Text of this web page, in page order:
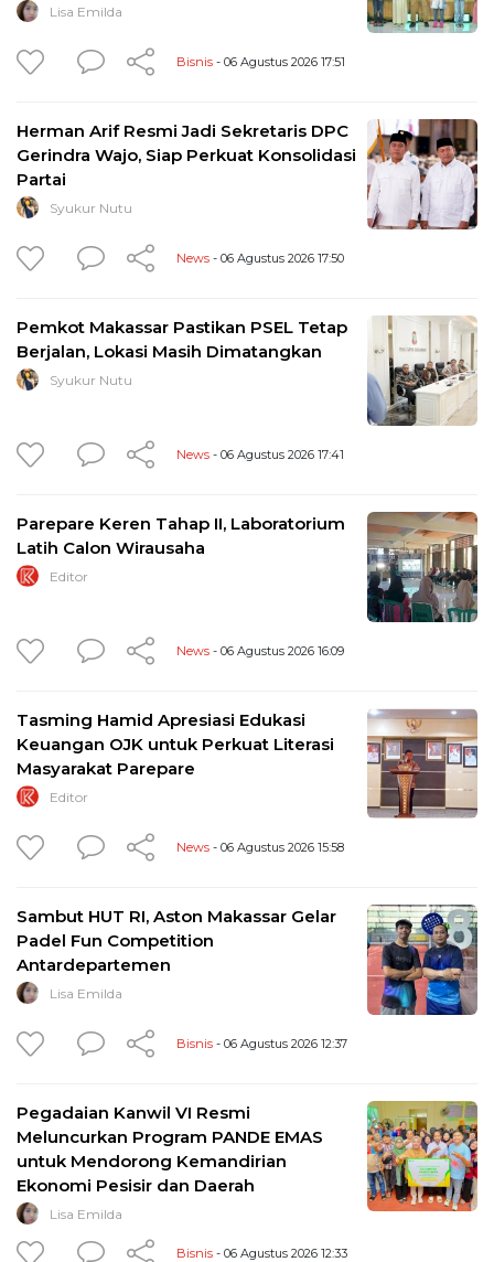
Lisa Emilda
Bisnis - 06 Agustus 2026 17:51
Herman Arif Resmi Jadi Sekretaris DPC
Gerindra Wajo, Siap Perkuat Konsolidasi
Partai
Syukur Nutu
News - 06 Agustus 2026 17:50
Pemkot Makassar Pastikan PSEL Tetap
Berjalan, Lokasi Masih Dimatangkan
Syukur Nutu
News - 06 Agustus 2026 17:41
Parepare Keren Tahap II, Laboratorium
Latih Calon Wirausaha
Editor
News - 06 Agustus 2026 16:09
Tasming Hamid Apresiasi Edukasi
Keuangan OJK untuk Perkuat Literasi
Masyarakat Parepare
Editor
News - 06 Agustus 2026 15:58
Sambut HUT RI, Aston Makassar Gelar
Padel Fun Competition
Antardepartemen
Lisa Emilda
Bisnis - 06 Agustus 2026 12:37
Pegadaian Kanwil VI Resmi
Meluncurkan Program PANDE EMAS
untuk Mendorong Kemandirian
Ekonomi Pesisir dan Daerah
Lisa Emilda
Bisnis - 06 Agustus 2026 12:33